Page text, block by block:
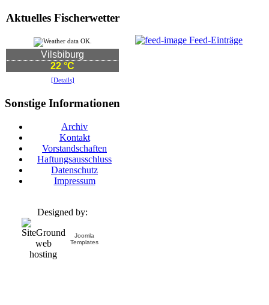
Aktuelles Fischerwetter
Vilsbiburg
22 °C
[Details]
Sonstige Informationen
Archiv
Kontakt
Vorstandschaften
Haftungsausschluss
Datenschutz
Impressum
Designed by:
Joomla
Templates
Feed-Einträge